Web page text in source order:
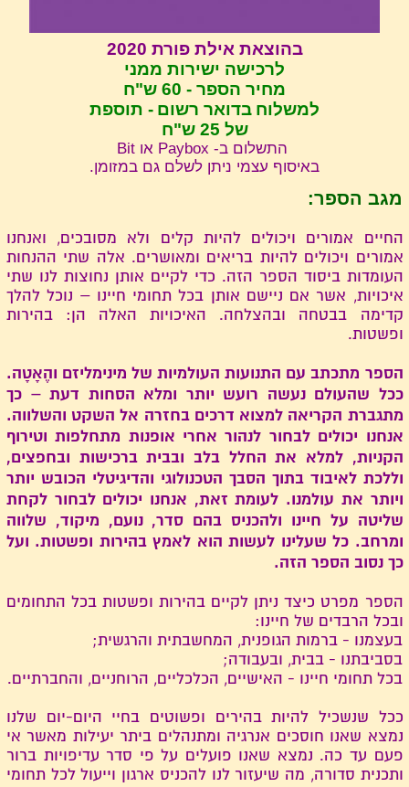
מגב הספר:
החיים אמורים ויכולים להיות קלים ולא מסובכים, ואנחנו
אמורים ויכולים להיות בריאים ומאושרים. אלה שתי ההנחות
העומדות ביסוד הספר הזה. כדי לקיים אותן נחוצות לנו שתי
איכויות, אשר אם ניישם אותן בכל תחומי חיינו – נוכל להלך
קדימה בבטחה ובהצלחה. האיכויות האלה הן: בהירות
ופשטות.
הספר מתכתב עם התנועות העולמיות של מינימליזם והֶאָטָה.
ככל שהעולם נעשה רועש יותר ומלא הסחות דעת – כך
מתגברת הקריאה למצוא דרכים בחזרה אל השקט והשלווה.
אנחנו יכולים לבחור לנהור אחרי אופנות מתחלפות וטירוף
הקניות, למלא את החלל בלב ובבית ברכישות ובחפצים,
וללכת לאיבוד בתוך הסבך הטכנולוגי והדיגיטלי הכובש יותר
ויותר את עולמנו. לעומת זאת, אנחנו יכולים לבחור לקחת
שליטה על חיינו ולהכניס בהם סדר, נועם, מיקוד, שלווה
ומרחב. כל שעלינו לעשות הוא לאמץ בהירות ופשטות. ועל
כך נסוב הספר הזה.
הספר מפרט כיצד ניתן לקיים בהירות ופשטות בכל התחומים
ובכל הרבדים של חיינו:
בעצמנו - ברמות הגופנית, המחשבתית והרגשית;
בסביבתנו - בבית, ובעבודה;
בכל תחומי חיינו - האישיים, הכלכליים, הרוחניים, והחברתיים.
ככל שנשכיל להיות בהירים ופשוטים בחיי היום-יום שלנו
נמצא שאנו חוסכים אנרגיה ומתנהלים ביתר יעילות מאשר אי
פעם עד כה. נמצא שאנו פועלים על פי סדר עדיפויות ברור
ותכנית סדורה, מה שיעזור לנו להכניס ארגון וייעול לכל תחומי
בהוצאת אילת פורת 2020
לרכישה ישירות ממני
מחיר הספר - 60 ש"ח
למשלוח בדואר רשום - תוספת
של 25 ש"ח
התשלום ב- Paybox או Bit
באיסוף עצמי ניתן לשלם גם במזומן.